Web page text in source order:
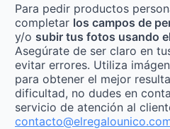
Para pedir productos
completar los campos de
y/o subir tus fotos usando
Asegúrate de ser claro en
evitar errores. Utiliza
para obtener el mejor
dificultad, no dudes en
servicio de atención al